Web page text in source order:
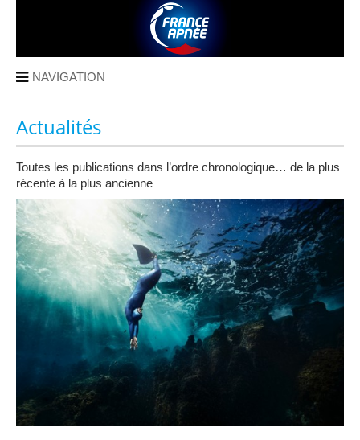
NAVIGATION
Actualités
Toutes les publications dans l’ordre chronologique… de la plus
récente à la plus ancienne